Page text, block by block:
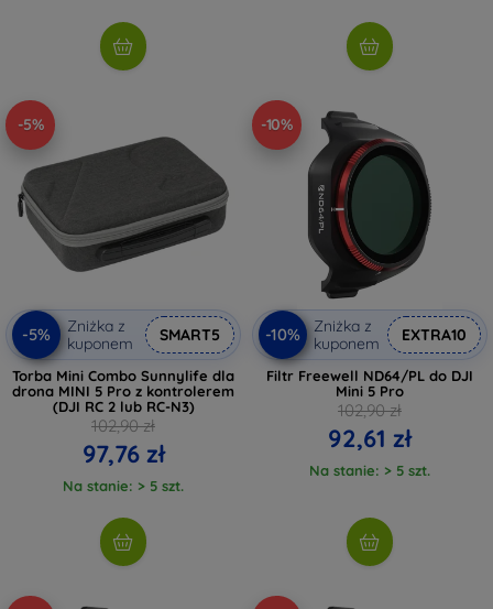
-5%
-5%
Zniżka z
kuponem
SMART5
Torba Mini Combo Sunnylife dla
drona MINI 5 Pro z kontrolerem
(DJI RC 2 lub RC-N3)
102,90 zł
97,76 zł
Na stanie: > 5 szt.
-10%
-10%
Zniżka z
kuponem
EXTRA10
Filtr Freewell ND64/PL do DJI
Mini 5 Pro
102,90 zł
92,61 zł
Na stanie: > 5 szt.